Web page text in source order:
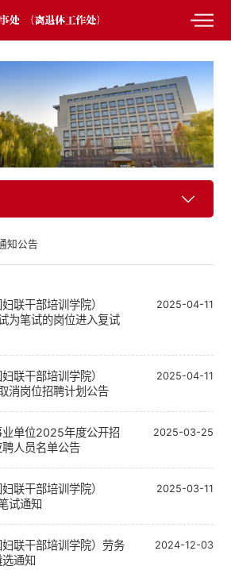
知公告
联干部培训学院）
为笔试的岗位进入复试
2025-04-11
联干部培训学院）
消岗位招聘计划公告
2025-04-11
单位2025年度公开招
人员名单公告
2025-03-25
联干部培训学院）
试通知
2025-03-11
联干部培训学院）劳务
通知
2024-12-03